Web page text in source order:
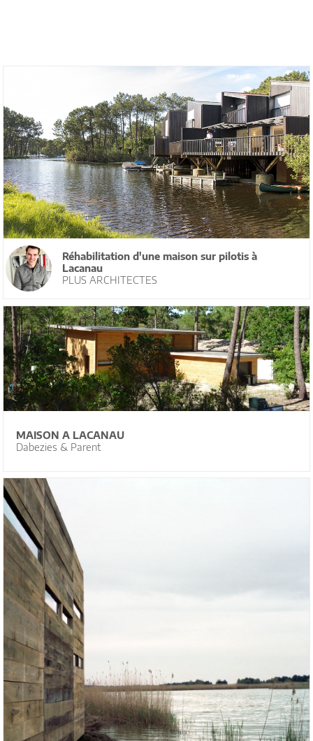
Réhabilitation d'une maison sur pilotis à
Lacanau
PLUS ARCHITECTES
MAISON A LACANAU
Dabezies & Parent